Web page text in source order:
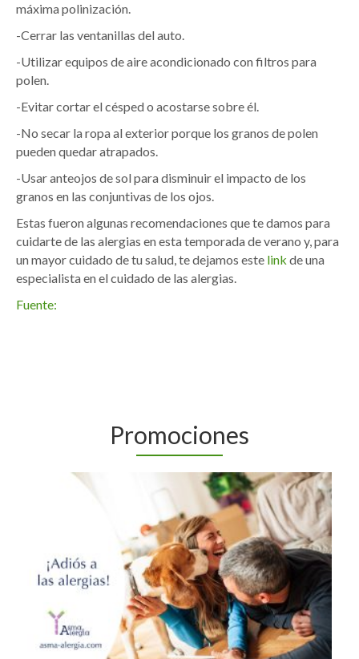
máxima polinización.
-Cerrar las ventanillas del auto.
-Utilizar equipos de aire acondicionado con filtros para
polen.
-Evitar cortar el césped o acostarse sobre él.
-No secar la ropa al exterior porque los granos de polen
pueden quedar atrapados.
-Usar anteojos de sol para disminuir el impacto de los
granos en las conjuntivas de los ojos.
Estas fueron algunas recomendaciones que te damos para
cuidarte de las alergias en esta temporada de verano y, para
un mayor cuidado de tu salud, te dejamos este link de una
especialista en el cuidado de las alergias.
Fuente:
Promociones